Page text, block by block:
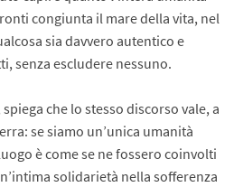
congiunta il mare della vita, nel
sia davvero autentico e
senza escludere nessuno.
che lo stesso discorso vale, a
se siamo un’unica umanità
è come se ne fossero coinvolti
solidarietà nella sofferenza